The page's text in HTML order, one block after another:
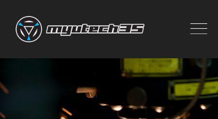
content